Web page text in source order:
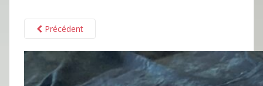
Précédent